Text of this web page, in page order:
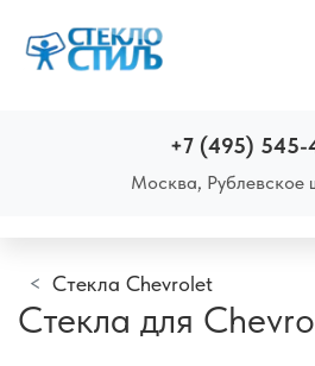
+7 (495) 545-
Москва, Рублевское
Стекла Chevrolet
Стекла для